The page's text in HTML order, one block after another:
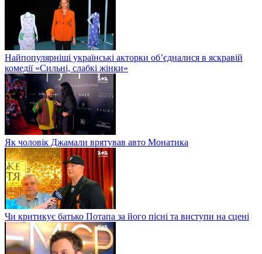
Найпопулярніші українські акторки об’єдналися в яскравій
комедії «Сильні, слабкі жінки»
Як чоловік Джамали врятував авто Монатика
Чи критикує батько Потапа за його пісні та виступи на сцені